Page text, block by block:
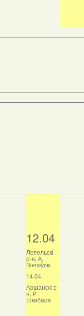
12.04
Лепельскі
р-н, А.
Вінчэўскі
14.04
Аршанскі р-
н, Р.
Шкабара